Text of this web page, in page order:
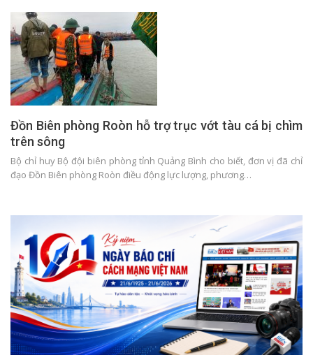
Đồn Biên phòng Roòn hỗ trợ trục vớt tàu cá bị chìm
trên sông
Bộ chỉ huy Bộ đội biên phòng tỉnh Quảng Bình cho biết, đơn vị đã chỉ
đạo Đồn Biên phòng Roòn điều động lực lượng, phương…